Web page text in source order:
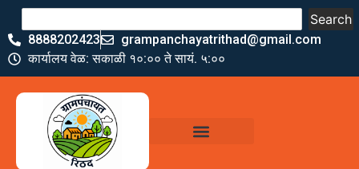
Search
8888202423
grampanchayatrithad@gmail.com
कार्यालय वेळ: सकाळी १०:०० ते सायं. ५:००